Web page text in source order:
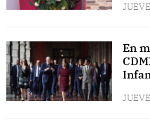
En